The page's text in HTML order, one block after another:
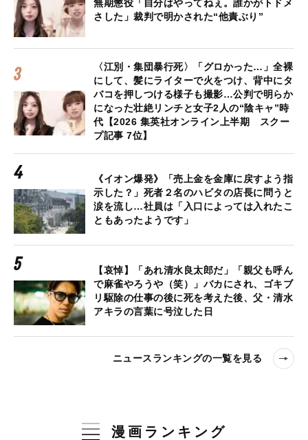
無期懲役「自分はやってねぇ。誰かがトドメ
さした」裁判で明かされた“他責ぶり”
〈江別・集団暴行死〉「グロかった…」全裸
にして、髪にライターで火をつけ、背中にタ
バコを押しつける様子も撮影…公判で明らか
になった壮絶リンチと女子2人の“陰キャ”時
代【2026 集英社オンライン上半期 スクー
プ記事 7位】
《イオン爆発》「売上金を金庫に戻すよう指
示した？」死者２名のハビタの店長に問うと
涙を流し…社員は「入口によっては入れたこ
ともあったようです」
【哀悼】「あれ清水良太郎だ」「親父も呼ん
で麻雀やろうや（笑）」バカにされ、ゴキブ
リ駆除の仕事の後に死を考えた後、父・清水
アキラの言葉に号泣した日
ニュースランキングの一覧を見る
漫画ランキング